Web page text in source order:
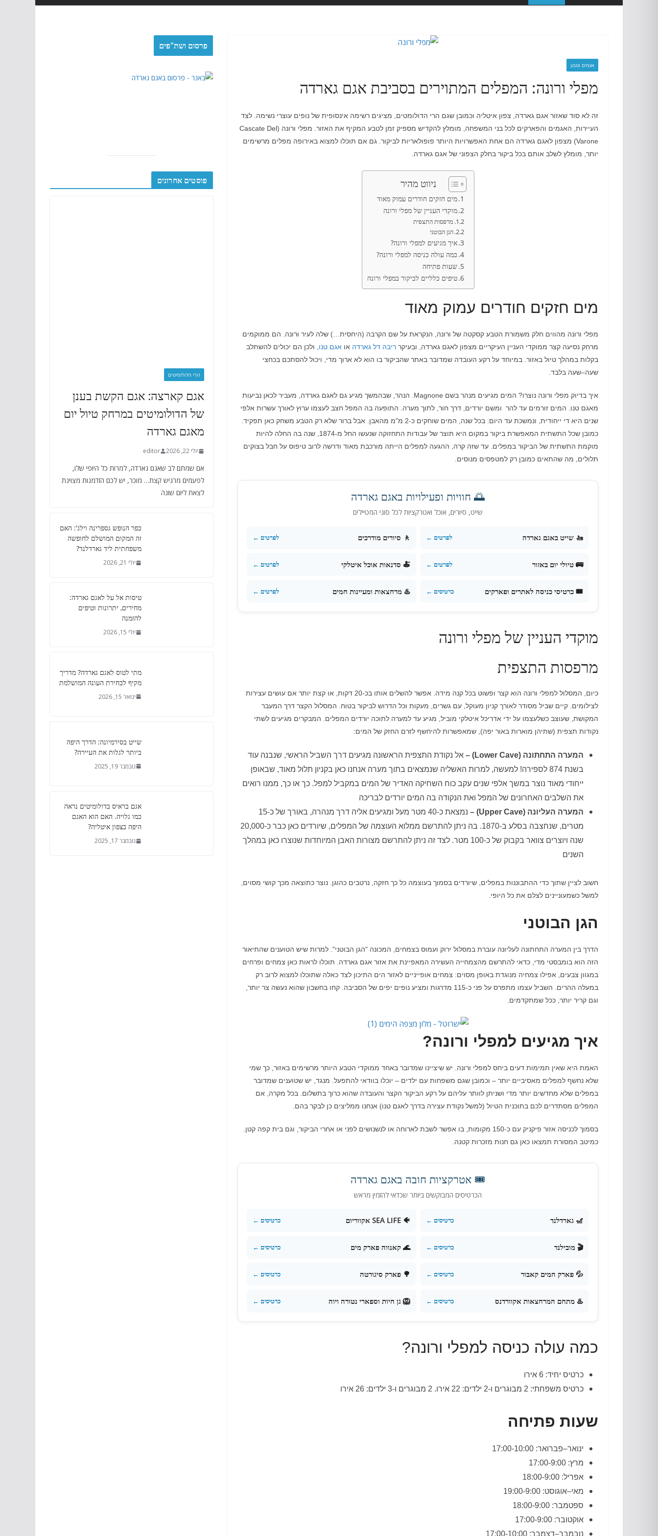
אגמים וטבע
מפלי ורונה: המפלים המתוירים בסביבת אגם גארדה
זה לא סוד שאזור אגם גארדה צפון איטליה וכמובן שגם הרי הדולומטים מציגים רשימה אינסופית של נופים עוצרי נשימה לצד
העיירות האגמים והפארקים לכל בני המשפחה מומלץ להקדיש מספיק זמן לטבע המקיף את האזור מפלי ורונה
(Cascate Del
Varone)
מצפון לאגם גארדה הם אחת האפשרויות היותר פופולאריות לביקור גם אם תוכלו למצוא באירופה מפלים מרשימים
יותר מומלץ לשלב אותם בכל ביקור בחלק הצפוני של אגם גארדה
ניווט מהיר
מים חזקים חודרים עמוק מאוד
מוקדי העניין של מפלי ורונה
מרפסות התצפית
הגן הבוטני
איך מגיעים למפלי ורונה?
כמה עולה כניסה למפלי ורונה?
שעות פתיחה
טיפים כלליים לביקור במפלי ורונה
מים חזקים חודרים עמוק מאוד
מפלי ורונה מהווים חלק משמורת הטבע קסקטה של ורונה הנקראת על שם הקרבה (היחסית …) שלה לעיר ורונה
הם ממוקמים
מרחק נסיעה קצר ממוקדי העניין העיקריים מצפון לאגם גארדה
ובעיקר ריבה דל גארדה או אגם טנו
ולכן הם יכולים להשתלב
בקלות במהלך טיול באזור במיוחד על רקע העובדה שמדובר באתר שהביקור בו הוא לא ארוך מדי
ויכול להסתכם בכחצי
שעה–שעה בלבד
איך בדיוק מפלי ורונה נוצרו? המים מגיעים מנהר בשם Magnone. הנהר שבהמשך מגיע גם לאגם גארדה
מעביר לכאן נביעות
מאגם טנו
המים זורמים עד להר ומשם יורדים דרך חור לתוך מערה
התופעה בה המפל חצב לעצמו ערוץ לאורך עשרות אלפי
שנים היא די ייחודית , ונמשכת עד היום: בכל שנה, המים שוחקים כ-2 מ"מ מהאבן. אבל ברור שלא רק הטבע משחק כאן תפקיד
כמובן שכל התשתית המאפשרת ביקור במקום היא תוצר של עבודות התחזוקה שנעשו החל מ-1874,
שנה בה החלה להיות
מוקמת התשתית של הביקור במפלים עד שזה קרה
ההגעה למפלים הייתה מורכבת מאוד ודרשה לרוב טיפוס על חבל בצוקים
תלולים
מה שהתאים כמובן רק למטפסים מנוסים
🌅 חוויות ופעילויות באגם גארדה
שייט, סיורים, אוכל ואטרקציות לכל סוגי המטיילים
🚤 שייט באגם גארדה לפרטים ← 🚶 סיורים מודרכים לפרטים ←
🚌 טיולי יום באזור לפרטים ← 🍝 סדנאות אוכל איטלקי לפרטים ←
🎟️ כרטיסי כניסה לאתרים ופארקים כרטיסים ← ♨️ מרחצאות ומעיינות חמים לפרטים ←
מוקדי העניין של מפלי ורונה
מרפסות התצפית
כיום המסלול למפלי ורונה הוא קצר ופשוט בכל קנה מידה אפשר להשלים אותו בכ-20 דקות או קצת יותר אם עושים עצירות
לצילומים קיים שביל מסודר לאורך קניון מעוקל עם גשרים מעקות וכל הדרוש לביקור בטוח
המסלול הקצר דרך המעבר
המקושת שעוצב כשלעצמו על ידי אדריכל איטלקי מוביל מגיע עד למערה לתוכה יורדים המפלים
המבקרים מגיעים לשתי
נקודות תצפית (שתיהן מוארות באור יפה), שמאפשרות להיחשף לזרם החזק של המים:
המערה התחתונה (Lower Cave) – אל נקודת התצפית הראשונה מגיעים דרך השביל הראשי, שנבנה עוד
בשנת 874 לספירה! למעשה, למרות האשליה שנמצאים בתוך מערה אנחנו כאן בקניון תלול מאוד, שבאופן
ייחודי מאוד נוצר במשך אלפי שנים עקב כוח השחיקה האדיר של המים במקביל למפל. כך או כך, ממנו רואים
את השלבים האחרונים של המפל ואת הנקודה בה המים יורדים לבריכה
המערה העליונה (Upper Cave) – נמצאת כ-40 מטר מעל ומגיעים אליה דרך מנהרה, באורך של כ-15
מטרים, שנחצבה בסלע ב-1870. בה ניתן להתרשם ממלוא העוצמה של המפלים, שיורדים כאן כבר כ-20,000
שנה ויוצרים צוואר בקבוק של כ-100 מטר. לצד זה ניתן להתרשם מצורות האבן המיוחדות שנוצרו כאן במהלך
השנים
חשוב לציין שתוך כדי ההתבוננות במפלים שיורדים בסמוך בעוצמה כל כך חזקה נרטבים כהוגן נוצר כתוצאה מכך קושי מסוים,
למשל כשמעוניינים לצלם את כל היופי.
הגן הבוטני
הדרך בין המערה התחתונה לעליונה עוברת במסלול ירוק ועמוס בצמחים המכונה "הגן הבוטני". למרות שיש הטוענים שהתיאור
הזה הוא בומבסטי מדי כדאי להתרשם מהצמחייה העשירה המאפיינת את אזור אגם גארדה
תוכלו לראות כאן צמחים ופרחים
במגוון צבעים
אפילו צמחיה מנוגדת באופן מסוים: צמחים אופייניים לאזור הים התיכון לצד כאלה שתוכלו למצוא לרוב רק
במעלה ההרים
השביל עצמו מתפרס על פני כ-115 מדרגות ומציע נופים יפים של הסביבה קחו בחשבון שהוא נעשה צר יותר
וגם קריר יותר ככל שמתקדמים
איך מגיעים למפלי ורונה?
האמת היא שאין תמימות דעים ביחס למפלי ורונה יש שיציינו שמדובר באחד ממוקדי הטבע היותר מרשימים באזור כך שמי
שלא נחשף למפלים מאסיביים יותר – וכמובן שגם משפחות עם ילדים – יוכלו בוודאי להתפעל מנגד יש שטוענים שמדובר
במפלים שלא מחדשים יותר מדי ושניתן לוותר עליהם על רקע הביקור הקצר והעובדה שהוא כרוך בתשלום בכל מקרה
אם
המפלים מסתדרים לכם בתוכנית הטיול (למשל נקודת עצירה בדרך לאגם טנו) אנחנו ממליצים כן לבקר בהם
בסמוך לכניסה אזור פיקניק עם כ-150 מקומות בו אפשר לשבת לארוחה או לנשנושים לפני או אחרי הביקור, וגם בית קפה קטן
כמיטב המסורת תמצאו כאן גם חנות מזכרות קטנה
🎟️ אטרקציות חובה באגם גארדה
הכרטיסים המבוקשים ביותר שכדאי להזמין מראש
🎢 גארדלנד כרטיסים ← 🐠 SEA LIFE אקווריום כרטיסים ←
🎬 מובילנד כרטיסים ← 🌊 קאנווה פארק מים כרטיסים ←
💦 פארק המים קאבור כרטיסים ← 🌳 פארק סיגורטה כרטיסים ←
♨️ מתחם המרחצאות אקוורדנס כרטיסים ← 🦁 גן חיות וספארי נטורה ויוה כרטיסים ←
כמה עולה כניסה למפלי ורונה?
כרטיס יחיד: 6
אירו
כרטיס משפחתי: 2 מבוגרים ו-2 ילדים: 22 אירו. 2 מבוגרים ו-3 ילדים: 26 אירו
שעות פתיחה
ינואר–פברואר: 17:00-10:00
מרץ: 17:00-9:00
אפריל: 18:00-9:00
מאי–אוגוסט: 19:00-9:00
ספטמבר: 18:00-9:00
אוקטובר: 17:00-9:00
נובמבר–דצמבר: 17:00-10:00
פרסום ושת"פים
פוסטים אחרונים
הרי הדולומיטים
אגם קארצה: אגם הקשת בענן
של הדולומיטים במרחק טיול יום
מאגם גארדה
יולי 22, 2026 editor
אם שמתם לב שאגם גארדה, למרות כל היופי שלו,
לפעמים מרגיש קצת… מוכר, יש לכם הזדמנות מצוינת
לצאת ליום שונה
כפר הנופש גספרינה וילג': האם
זה המקום המושלם לחופשה
משפחתית ליד גארדלנד?
יולי 21, 2026
טיסות אל על לאגם גארדה:
מחירים, יתרונות וטיפים
להזמנה
יולי 15, 2026
מתי לטוס לאגם גארדה? מדריך
מקיף לבחירת העונה המושלמת
ינואר 15, 2026
שייט בסירמיונה: הדרך היפה
ביותר לגלות את העיירה?
נובמבר 19, 2025
אגם בראיס בדולומיטים נראה
כמו גלויה. האם הוא האגם
היפה בצפון איטליה?
נובמבר 17, 2025